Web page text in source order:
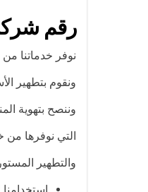
رقم
نوفر خدماتنا
ونقوم بتطهير
وننصح بتهوية
التي نوفرها
والتطهير